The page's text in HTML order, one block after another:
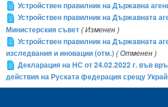
Устройствен правилник на Държавна
Устройствен правилник на Държавната
Министерския съвет( Изменен )
Устройствен правилник на Държавната
изследвания и иновации (отм.)( Отменен )
Декларация на НС от 24.02.2022 г. във
действия на Руската федерация срещу